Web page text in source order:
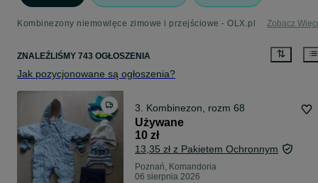
Kombinezony niemowlęce zimowe i przejściowe - OLX.pl Zobacz
ZNALEŹLIŚMY 743 OGŁOSZENIA
Jak pozycjonowane są ogłoszenia?
3. Kombinezon, rozm 68
Używane
10 zł
13,35 zł z Pakietem Ochronnym
Poznań, Komandoria
06 sierpnia 2026